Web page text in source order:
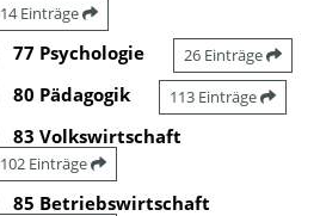
14 Einträge
77 Psychologie 26 Einträge
80 Pädagogik 113 Einträge
83 Volkswirtschaft
102 Einträge
85 Betriebswirtschaft